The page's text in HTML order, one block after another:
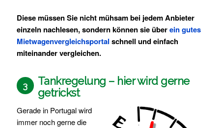
Diese müssen Sie nicht mühsam bei jedem Anbieter
einzeln nachlesen, sondern können sie überein gutes
Mietwagenvergleichsportal schnell und einfach
miteinander vergleichen.
3
Tankregelung – hier wird gerne
getrickst
Gerade in Portugal wird
immer noch gerne die